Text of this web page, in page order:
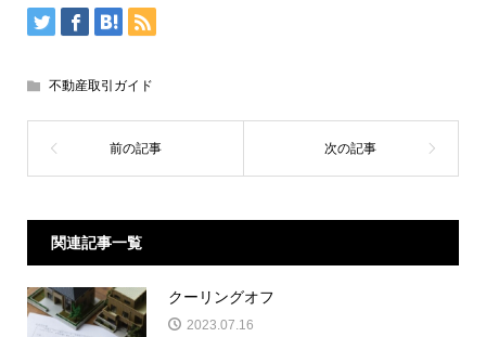
不動産取引ガイド
関連記事一覧
クーリングオフ
2023.07.16